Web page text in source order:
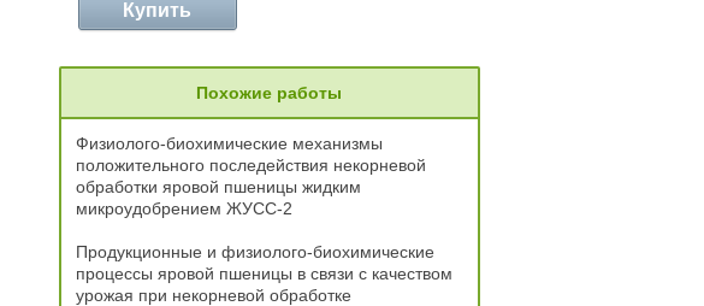
Купить
Похожие работы
Физиолого-биохимические механизмы
положительного последействия некорневой
обработки яровой пшеницы жидким
микроудобрением ЖУСС-2
Продукционные и физиолого-биохимические
процессы яровой пшеницы в связи с качеством
урожая при некорневой обработке